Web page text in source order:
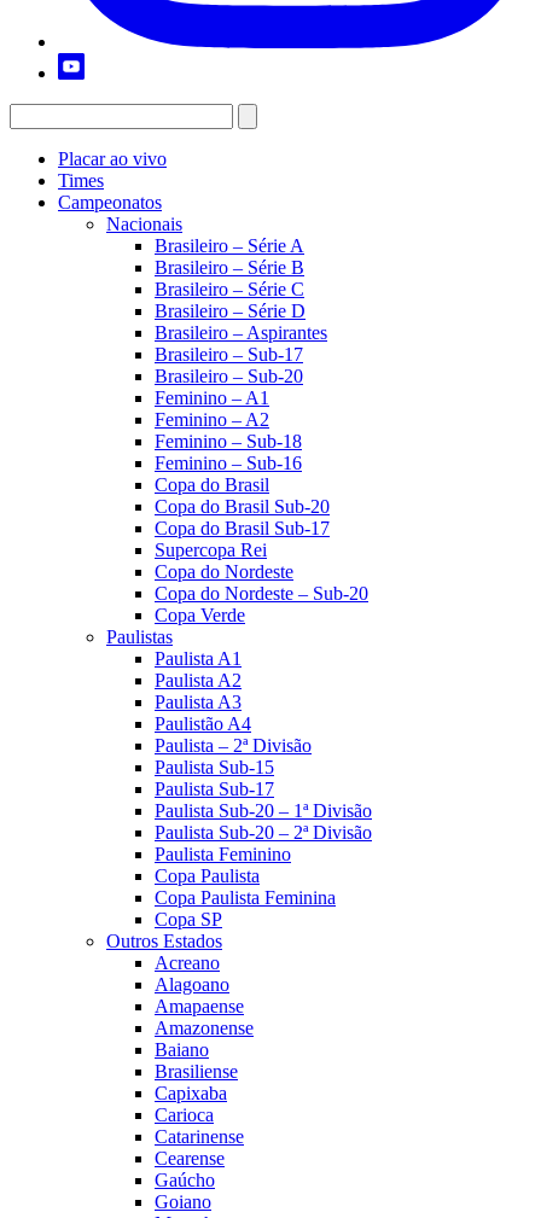
Placar ao vivo
Times
Campeonatos
Nacionais
Brasileiro – Série A
Brasileiro – Série B
Brasileiro – Série C
Brasileiro – Série D
Brasileiro – Aspirantes
Brasileiro – Sub-17
Brasileiro – Sub-20
Feminino – A1
Feminino – A2
Feminino – Sub-18
Feminino – Sub-16
Copa do Brasil
Copa do Brasil Sub-20
Copa do Brasil Sub-17
Supercopa Rei
Copa do Nordeste
Copa do Nordeste – Sub-20
Copa Verde
Paulistas
Paulista A1
Paulista A2
Paulista A3
Paulistão A4
Paulista – 2ª Divisão
Paulista Sub-15
Paulista Sub-17
Paulista Sub-20 – 1ª Divisão
Paulista Sub-20 – 2ª Divisão
Paulista Feminino
Copa Paulista
Copa Paulista Feminina
Copa SP
Outros Estados
Acreano
Alagoano
Amapaense
Amazonense
Baiano
Brasiliense
Capixaba
Carioca
Catarinense
Cearense
Gaúcho
Goiano